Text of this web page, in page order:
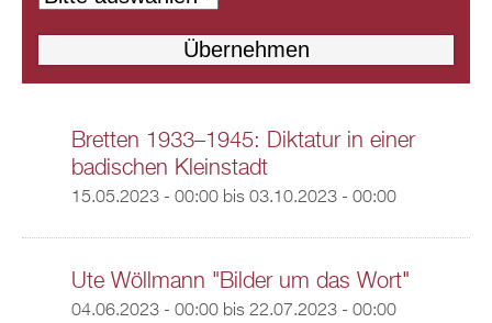
Bretten 1933–1945: Diktatur in einer
badischen Kleinstadt
15.05.2023 - 00:00bis 03.10.2023 - 00:00
Ute Wöllmann "Bilder um das Wort"
04.06.2023 - 00:00bis 22.07.2023 - 00:00